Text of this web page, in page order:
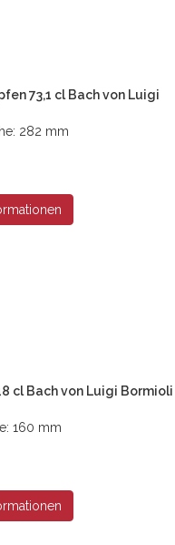
73,1 cl Bach von Luigi
282 mm
cl Bach von Luigi Bormioli
160 mm